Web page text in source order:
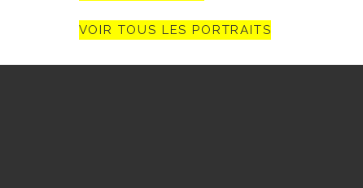
VOIR TOUS LES PORTRAITS